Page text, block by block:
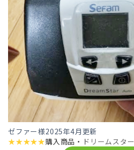
ゼファー様2025年4月更新
★★★★★購入商品・ ドリームスター